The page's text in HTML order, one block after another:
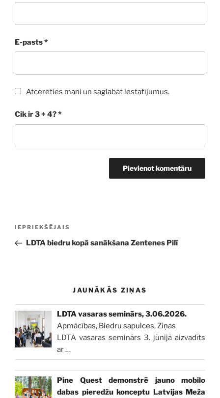
E-pasts*
Atcerēties mani un saglabāt iestatījumus.
Cik ir 3 + 4?*
Iepriekšējā
ziņa:
IEPRIEKŠĒJAIS
LDTA biedru kopā sanākšana Zentenes Pilī
JAUNĀKĀS ZIŅAS
LDTA vasaras seminārs, 3.06.2026.
Apmācības, Biedru sapulces,Ziņas
LDTA vasaras seminārs 3. jūnijā aizvadīts
ar…
Pine Quest demonstrē jauno mobilo
dabas pieredžu konceptu Latvijas Meža